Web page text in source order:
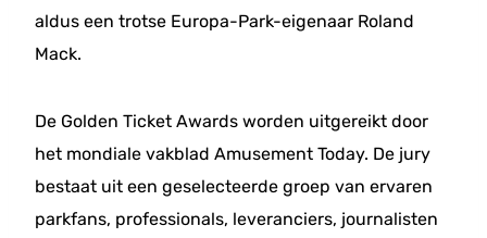
aldus een trotse Europa-Park-eigenaar Roland
Mack.
De Golden Ticket Awards worden uitgereikt door
het mondiale vakblad Amusement Today. De jury
bestaat uit een geselecteerde groep van ervaren
parkfans, professionals, leveranciers, journalisten